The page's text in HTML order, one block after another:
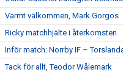
Varmt välkommen, Mark Gorgos
Ricky matchhjälte i återkomsten
Inför match: Norrby IF –
Tack för allt, Teodor Wålemark